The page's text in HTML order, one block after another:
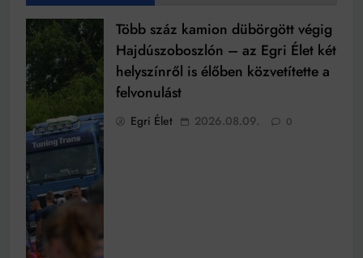
Több száz kamion dübörgött végig
Hajdúszoboszlón – az Egri Élet két
helyszínről is élőben közvetítette a
felvonulást
Egri Élet 2026.08.09. 0